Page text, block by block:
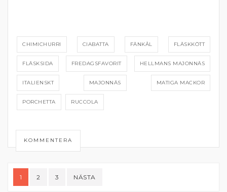
CHIMICHURRI CIABATTA FÄNKÅL FLÄSKKÖTT
FLÄSKSIDA FREDAGSFAVORIT HELLMANS MAJONNÄS
ITALIENSKT MAJONNÄS MATIGA MACKOR
PORCHETTA RUCCOLA
KOMMENTERA
Sidnumrering
för
1 2 3 NÄSTA